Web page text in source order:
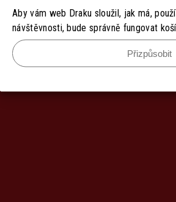
Aby vám web Draku sloužil, jak má,
návštěvnosti, bude správně fungovat
Přizpůsobit